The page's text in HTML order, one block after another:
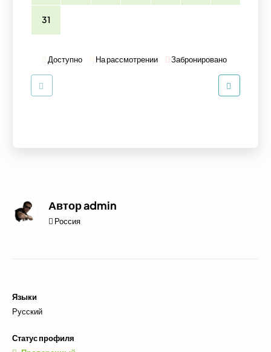
31
Доступно На рассмотрении Забронировано
Авторadmin
Россия
Языки
Русский
Статус профиля